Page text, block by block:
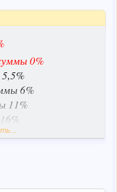
0%
6%
11%